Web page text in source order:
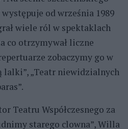
od września 1989
wiele ról w spektaklach
co otrzymywał liczne
zobaczymy go w
lalki”, „Teatr niewidzialnych
Teatru Współczesnego za
starego clowna”, Willa